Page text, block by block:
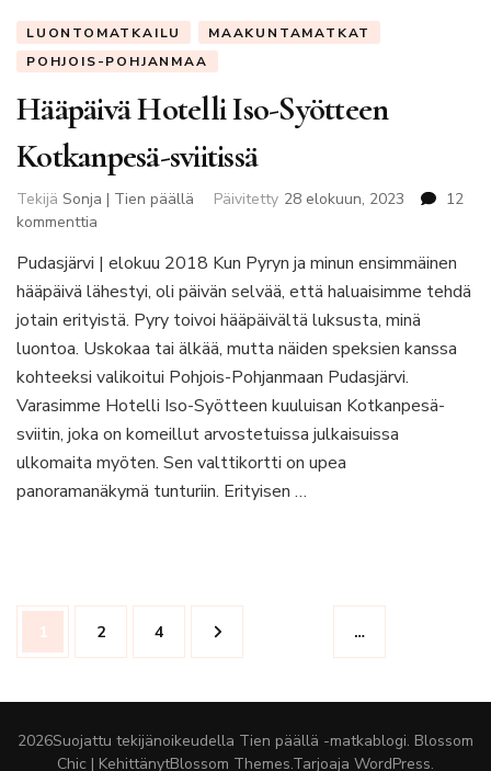
LUONTOMATKAILU
MAAKUNTAMATKAT
POHJOIS-POHJANMAA
Hääpäivä Hotelli Iso-Syötteen
Kotkanpesä-sviitissä
Tekijä Sonja | Tien päällä Päivitetty 28 elokuun, 2023
12
kommenttia
Hotelli
Iso-
Syötteen
sviitissä
Pudasjärvi | elokuu 2018 Kun Pyryn ja minun ensimmäinen
hääpäivä lähestyi, oli päivän selvää, että haluaisimme tehdä
jotain erityistä. Pyry toivoi hääpäivältä luksusta, minä
luontoa. Uskokaa tai älkää, mutta näiden speksien kanssa
kohteeksi valikoitui Pohjois-Pohjanmaan Pudasjärvi.
Varasimme Hotelli Iso-Syötteen kuuluisan Kotkanpesä-
sviitin, joka on komeillut arvostetuissa julkaisuissa
ulkomaita myöten. Sen valttikortti on upea
panoramanäkymä tunturiin. Erityisen …
Artikkelien
sivutus
Sivu
1 Sivu
2 …
Sivu
4
2026Suojattu tekijänoikeudella Tien päällä -matkablogi. Blossom
Chic | KehittänytBlossom Themes.Tarjoaja WordPress.